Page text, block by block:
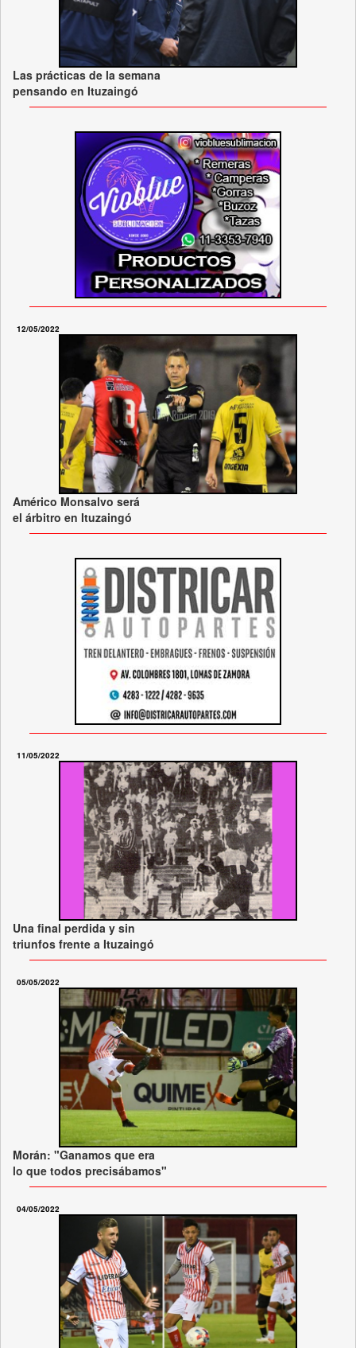
Las prácticas de la semana
pensando en Ituzaingó
12/05/2022
Américo Monsalvo será
el árbitro en Ituzaingó
11/05/2022
Una final perdida y sin
triunfos frente a Ituzaingó
05/05/2022
Morán: "Ganamos que era
lo que todos precisábamos"
04/05/2022